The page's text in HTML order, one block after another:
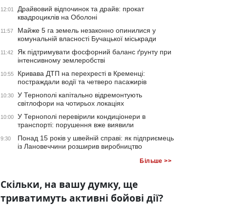
12:01
Драйвовий відпочинок та драйв: прокат
квадроциклів на Оболоні
11:57
Майже 5 га земель незаконно опинилися у
комунальній власності Бучацької міськради
11:42
Як підтримувати фосфорний баланс ґрунту при
інтенсивному землеробстві
10:55
Кривава ДТП на перехресті в Кременці:
постраждали водії та четверо пасажирів
10:30
У Тернополі капітально відремонтують
світлофори на чотирьох локаціях
10:00
У Тернополі перевірили кондиціонери в
транспорті: порушення вже виявили
9:30
Понад 15 років у швейній справі: як підприємець
із Лановеччини розширив виробництво
Більше >>
Скільки, на вашу думку, ще
триватимуть активні бойові дії?